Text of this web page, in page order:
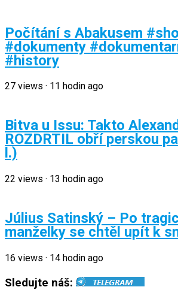
Počítání s Abakusem
#dokumenty
#history
27 views · 11 hodin ago
Bitva u Issu: Takto
ROZDRTIL obří perskou
l.)
22 views · 13 hodin ago
Július Satinský – Po
manželky se chtěl upít k
16 views · 14 hodin ago
Sledujte náš: